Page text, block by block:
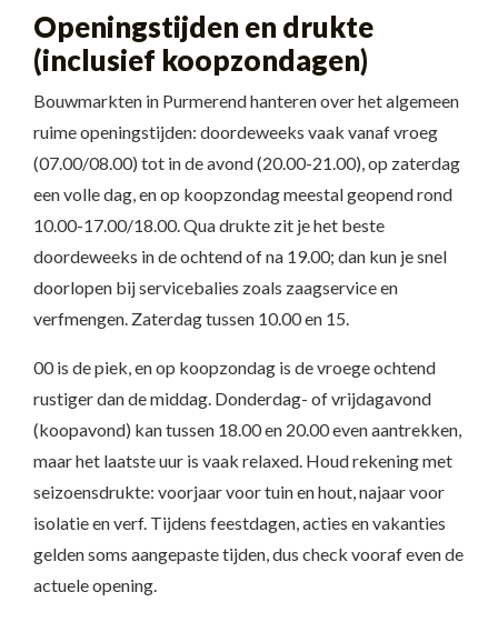
Openingstijden en drukte
(inclusief koopzondagen)
Bouwmarkten in Purmerend hanteren over het algemeen
ruime openingstijden: doordeweeks vaak vanaf vroeg
(07.00/08.00) tot in de avond (20.00-21.00), op zaterdag
een volle dag, en op koopzondag meestal geopend rond
10.00-17.00/18.00. Qua drukte zit je het beste
doordeweeks in de ochtend of na 19.00; dan kun je snel
doorlopen bij servicebalies zoals zaagservice en
verfmengen. Zaterdag tussen 10.00 en 15.
00 is de piek, en op koopzondag is de vroege ochtend
rustiger dan de middag. Donderdag- of vrijdagavond
(koopavond) kan tussen 18.00 en 20.00 even aantrekken,
maar het laatste uur is vaak relaxed. Houd rekening met
seizoensdrukte: voorjaar voor tuin en hout, najaar voor
isolatie en verf. Tijdens feestdagen, acties en vakanties
gelden soms aangepaste tijden, dus check vooraf even de
actuele opening.